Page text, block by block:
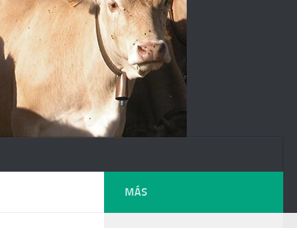
MÁS